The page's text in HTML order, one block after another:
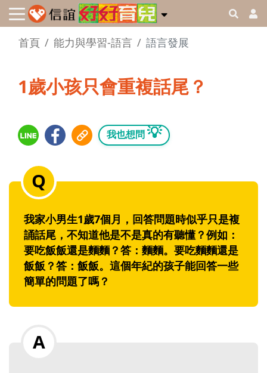
首頁 能力與學習-語言 語言發展
1歲小孩只會重複話尾？
我也想問 💡
我家小男生1歲7個月，回答問題時似乎只是複
誦話尾，不知道他是不是真的有聽懂？例如：
要吃飯飯還是麵麵？答：麵麵。要吃麵麵還是
飯飯？答：飯飯。這個年紀的孩子能回答一些
簡單的問題了嗎？